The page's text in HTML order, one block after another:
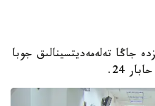
جاڭا تەلەمەديتسينالىق جوبا
24.